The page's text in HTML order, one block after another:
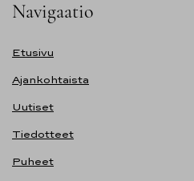
Navigaatio
Etusivu
Ajankohtaista
Uutiset
Tiedotteet
Puheet